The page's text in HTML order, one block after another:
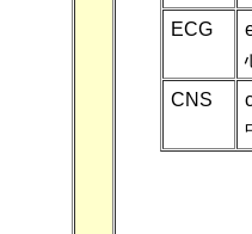
ECG
CNS